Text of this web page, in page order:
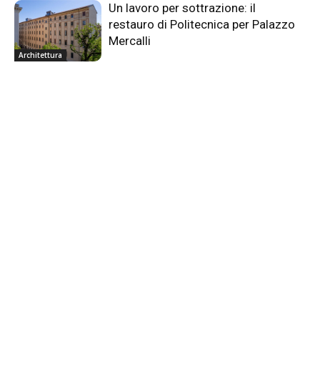
Architettura
Un lavoro per sottrazione: il
restauro di Politecnica per Palazzo
Mercalli